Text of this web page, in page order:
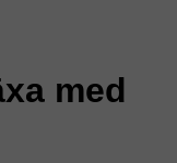
med